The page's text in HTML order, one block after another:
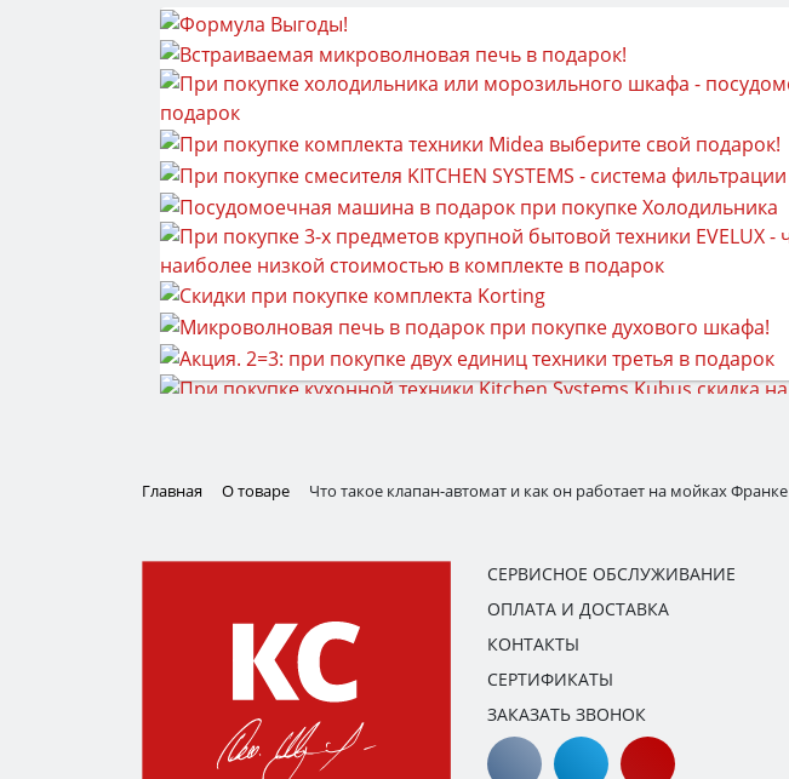
Главная О товаре Что такое клапан-автомат и как он работает на мойках Франке
СЕРВИСНОЕ ОБСЛУЖИВАНИЕ
ОПЛАТА И ДОСТАВКА
КОНТАКТЫ
СЕРТИФИКАТЫ
ЗАКАЗАТЬ ЗВОНОК